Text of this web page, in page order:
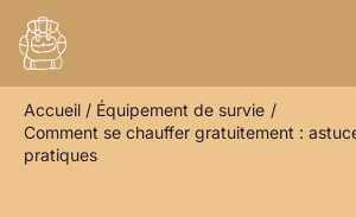
contenu
Accueil
Équipement de survie
Comment se chauffer gratuitement :
pratiques
e
h
e